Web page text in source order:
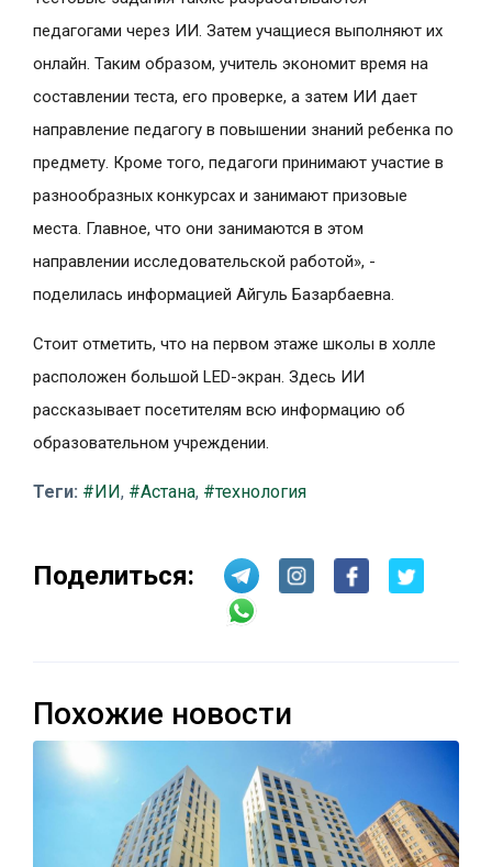
педагогами через ИИ. Затем учащиеся выполняют их
онлайн. Таким образом, учитель экономит время на
составлении теста, его проверке, а затем ИИ дает
направление педагогу в повышении знаний ребенка по
предмету. Кроме того, педагоги принимают участие в
разнообразных конкурсах и занимают призовые
места. Главное, что они занимаются в этом
направлении исследовательской работой», -
поделилась информацией Айгуль Базарбаевна.
Стоит отметить, что на первом этаже школы в холле
расположен большой LED-экран. Здесь ИИ
рассказывает посетителям всю информацию об
образовательном учреждении.
Теги: #ИИ, #Астана, #технология
Поделиться:
Похожие новости